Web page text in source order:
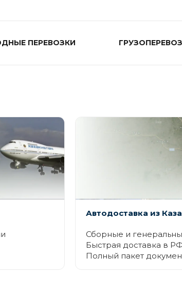
ПЕРЕВОЗКИ
Автодоставка из
Сборные и
Быстрая доставка в
Полный пакет